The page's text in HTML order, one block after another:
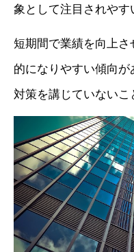
象として注目されやす
短期間で業績を向上
的になりやすい傾向
対策を講じていないこ